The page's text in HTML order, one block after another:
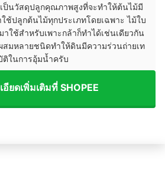
ป็นวัสดุปลูกคุณภาพสูงที่จะทำให้ต้นไม้มี
ช้ปลูกต้นไม้ทุกประเภทโดยเฉพาะ ไม้ใบ
ใช้สำหรับเพาะกล้าก็ทำได้เช่นเดียวกัน
สมหลายชนิดทำให้ดินมีความร่วนถ่ายเท
ในการอุ้มน้ำครับ
อียดเพิ่มเติมที่ SHOPEE